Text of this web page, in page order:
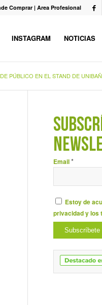
Comprar | Area Profesional
INSTAGRAM NOTICIAS
PÚBLICO EN EL STAND DE
Email*
Estoy de
privacidad y los